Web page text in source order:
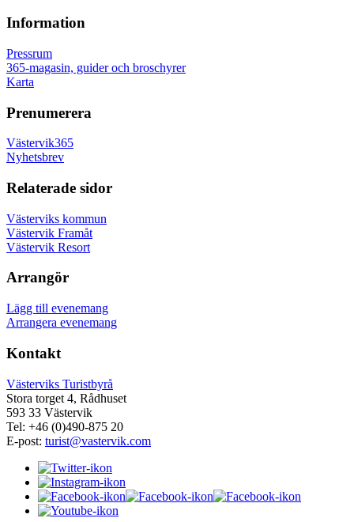
Information
Pressrum
365-magasin, guider och broschyrer
Karta
Prenumerera
Västervik365
Nyhetsbrev
Relaterade sidor
Västerviks kommun
Västervik Framåt
Västervik Resort
Arrangör
Lägg till evenemang
Arrangera evenemang
Kontakt
Västerviks Turistbyrå
Stora torget 4, Rådhuset
593 33 Västervik
Tel: +46 (0)490-875 20
E-post: turist@vastervik.com